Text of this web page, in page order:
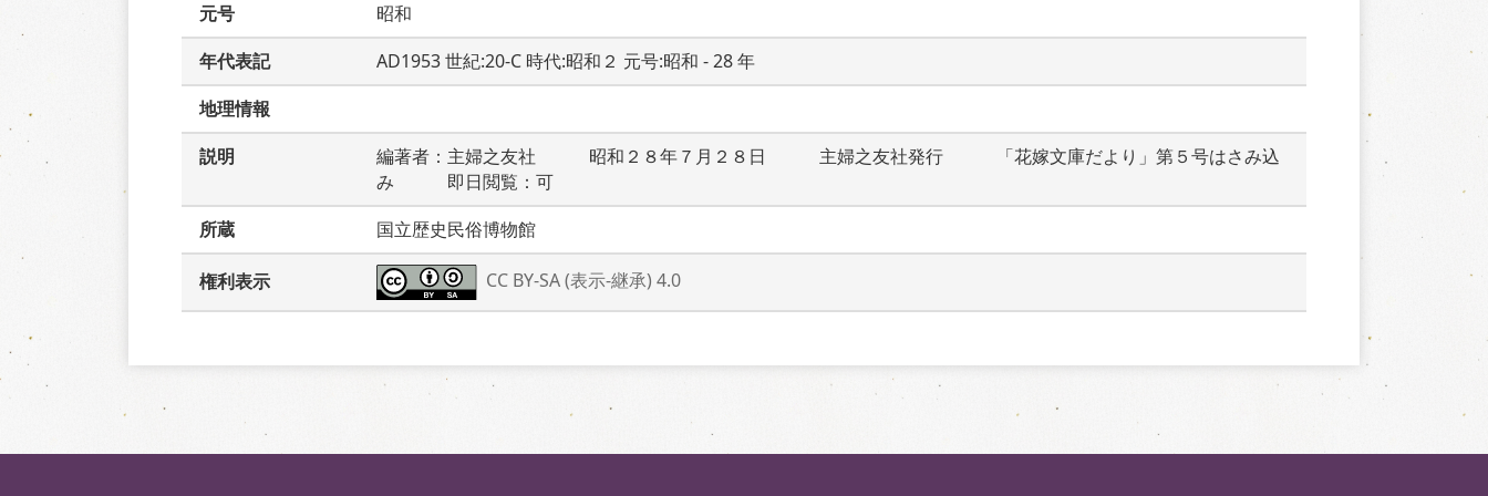
元号
昭和
年代表記
AD1953 世紀:20-C 時代:昭和２ 元号:昭和 - 28 年
地理情報
説明
編著者：主婦之友社　　　昭和２８年７月２８日　　　主婦之友社発行　　　「花嫁文庫だより」第５号はさみ込
み　　　即日閲覧：可
所蔵
国立歴史民俗博物館
権利表示 CC BY-SA (表示-継承) 4.0